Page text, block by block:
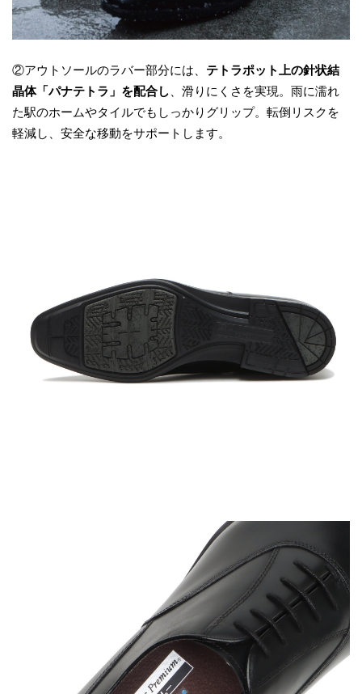
②アウトソールのラバー部分には、 テトラポット上の針状結
晶体「パナテトラ」を配合し、滑りにくさを実現。雨に濡れ
た駅のホームやタイルでもしっかりグリップ。転倒リスクを
軽減し、安全な移動をサポートします。